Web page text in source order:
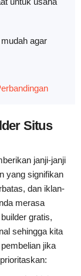
agar
Situs
janji-janji
yang signifikan
dan iklan-
merasa
gratis,
sehingga kita
jika